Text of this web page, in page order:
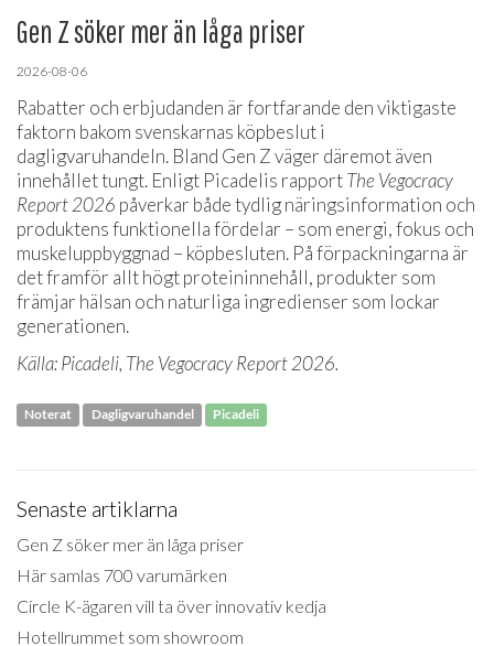
Gen Z söker mer än låga priser
2026-08-06
Rabatter och erbjudanden är fortfarande den viktigaste
faktorn bakom svenskarnas köpbeslut i
dagligvaruhandeln. Bland Gen Z väger däremot även
innehållet tungt. Enligt Picadelis rapportThe Vegocracy
Report 2026 påverkar både tydlig näringsinformation och
produktens funktionella fördelar – som energi, fokus och
muskeluppbyggnad – köpbesluten. På förpackningarna är
det framför allt högt proteininnehåll, produkter som
främjar hälsan och naturliga ingredienser som lockar
generationen.
Källa: Picadeli, The Vegocracy Report 2026.
Noterat Dagligvaruhandel Picadeli
Senaste artiklarna
Gen Z söker mer än låga priser
Här samlas 700 varumärken
Circle K-ägaren vill ta över innovativ kedja
Hotellrummet som showroom